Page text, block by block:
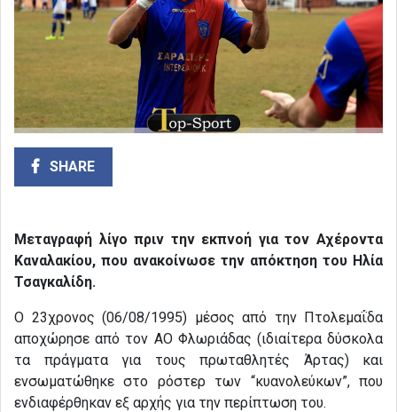
SHARE
Μεταγραφή λίγο πριν την εκπνοή για τον Αχέροντα
Καναλακίου, που ανακοίνωσε την απόκτηση του Ηλία
Τσαγκαλίδη.
Ο 23χρονος (06/08/1995) μέσος από την Πτολεμαΐδα
αποχώρησε από τον ΑΟ Φλωριάδας (ιδιαίτερα δύσκολα
τα πράγματα για τους πρωταθλητές Άρτας) και
ενσωματώθηκε στο ρόστερ των “κυανολεύκων”, που
ενδιαφέρθηκαν εξ αρχής για την περίπτωση του.